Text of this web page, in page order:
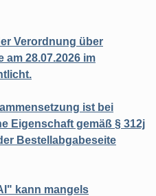
Verordnung über
am 28.07.2026 im
ist bei
Eigenschaft gemäß § 312j
Bestellabgabeseite
kann mangels